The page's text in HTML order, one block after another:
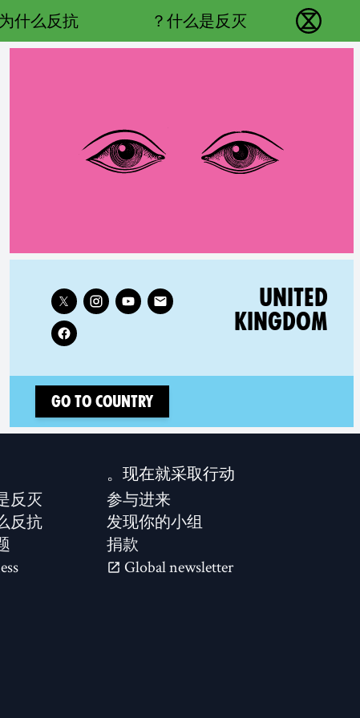
反抗灭绝 - Home
什么是反灭？
为什么反抗？
RELATED COUNTRY GROUP:
UNITED
KINGDOM
Follow XR United Kingdom on
Go to country
现在就采取行动。
参与进来
发现你的小组
捐款
Global newsletter
灭？
抗？